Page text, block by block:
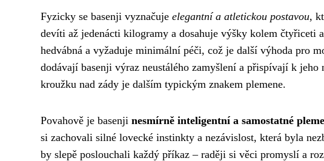
Fyzicky se basenji vyznačuje elegantní a atletickou postavou,
devíti až jedenácti kilogramy a dosahuje výšky kolem čtyřiceti
hedvábná a vyžaduje minimální péči, což je další výhoda pro
dodávají basenji výraz neustálého zamyšlení a přispívají k jeho
kroužku nad zády je dalším typickým znakem plemene.
Povahově je basenji nesmírně inteligentní a samostatné
si zachovali silné lovecké instinkty a nezávislost, která byla
by slepě poslouchali každý příkaz – raději si věci promyslí a